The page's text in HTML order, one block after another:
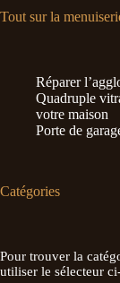
Tout sur la
Réparer
Quadruple
votre maison
Porte de
Catégories
Pour trouver la
utiliser le sélecteur